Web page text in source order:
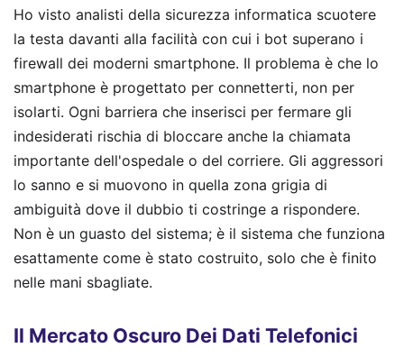
Ho visto analisti della sicurezza informatica scuotere
la testa davanti alla facilità con cui i bot superano i
firewall dei moderni smartphone. Il problema è che lo
smartphone è progettato per connetterti, non per
isolarti. Ogni barriera che inserisci per fermare gli
indesiderati rischia di bloccare anche la chiamata
importante dell'ospedale o del corriere. Gli aggressori
lo sanno e si muovono in quella zona grigia di
ambiguità dove il dubbio ti costringe a rispondere.
Non è un guasto del sistema; è il sistema che funziona
esattamente come è stato costruito, solo che è finito
nelle mani sbagliate.
Il Mercato Oscuro Dei Dati Telefonici